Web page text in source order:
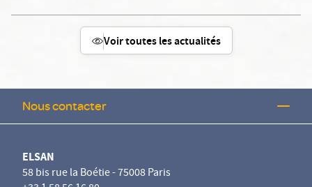
Voir toutes les actualités
Nous contacter
ELSAN
58 bis rue la Boétie - 75008 Paris